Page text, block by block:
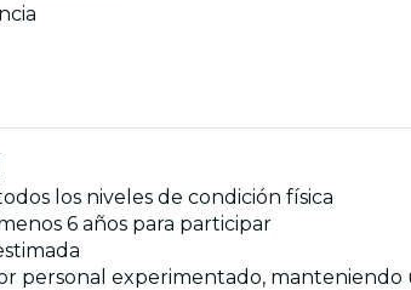
los niveles de condición física
6 años para participar
personal experimentado,